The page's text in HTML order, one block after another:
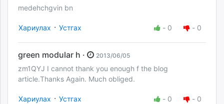
medehchgvin bn
Хариулах · Устгах - 0 - 0
green modular h · 2013/06/05
zm1QYJ I cannot thank you enough f the blog
article.Thanks Again. Much obliged.
Хариулах · Устгах - 0 - 0